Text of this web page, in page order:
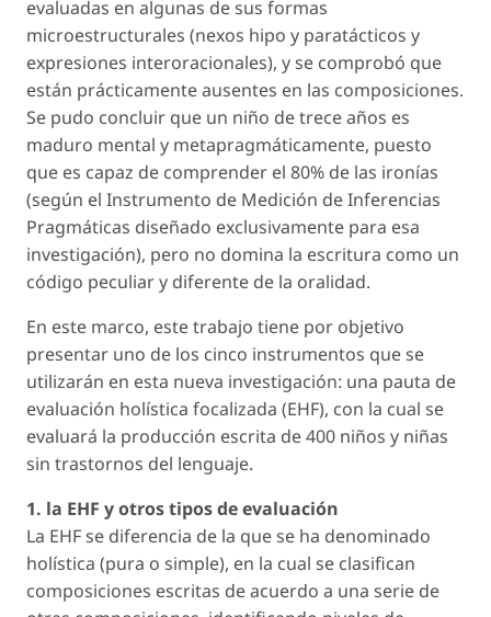
evaluadas en algunas de sus formas
microestructurales (nexos hipo y paratácticos y
expresiones interoracionales), y se comprobó que
están prácticamente ausentes en las composiciones.
Se pudo concluir que un niño de trece años es
maduro mental y metapragmáticamente, puesto
que es capaz de comprender el 80% de las ironías
(según el Instrumento de Medición de Inferencias
Pragmáticas diseñado exclusivamente para esa
investigación), pero no domina la escritura como un
código peculiar y diferente de la oralidad.
En este marco, este trabajo tiene por objetivo
presentar uno de los cinco instrumentos que se
utilizarán en esta nueva investigación: una pauta de
evaluación holística focalizada (EHF), con la cual se
evaluará la producción escrita de 400 niños y niñas
sin trastornos del lenguaje.
1. la EHF y otros tipos de evaluación
La EHF se diferencia de la que se ha denominado
holística (pura o simple), en la cual se clasifican
composiciones escritas de acuerdo a una serie de